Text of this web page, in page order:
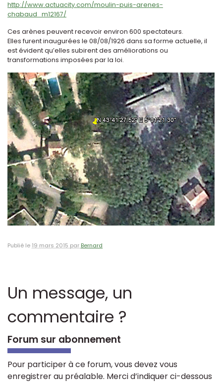
http://www.actuacity.com/moulin-puis-arenes-
chabaud_m12167/
Ces arènes peuvent recevoir environ 600 spectateurs.
Elles furent inaugurées le 08/08/1926 dans sa forme actuelle, il
est évident qu’elles subirent des améliorations ou
transformations imposées par la loi.
Publié le 19 mars 2015 par Bernard
Un message, un
commentaire ?
Forum sur abonnement
Pour participer à ce forum, vous devez vous
enregistrer au préalable. Merci d’indiquer ci-dessous